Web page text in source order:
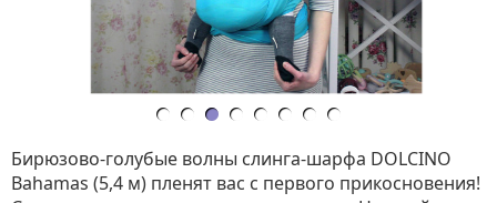
Бирюзово-голубые волны слинга-шарфа DOLCINO
Bahamas (5,4 м) пленят вас с первого прикосновения!